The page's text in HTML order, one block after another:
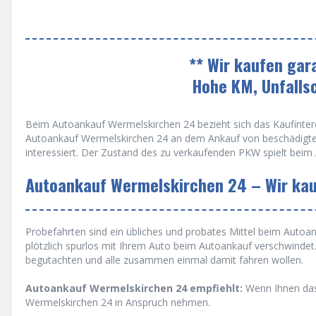
** Wir kaufen
Hohe KM,
Beim Autoankauf Wermelskirchen 24 bezieht sich das
Autoankauf Wermelskirchen 24 an dem Ankauf von
interessiert. Der Zustand des zu verkaufenden PKW spielt
Autoankauf Wermelskirchen 24 – Wir
Probefahrten sind ein übliches und probates Mittel beim
plötzlich spurlos mit Ihrem Auto beim Autoankauf
begutachten und alle zusammen einmal damit fahren wollen.
Autoankauf Wermelskirchen 24 empfiehlt: Wenn Ihnen
Wermelskirchen 24 in Anspruch nehmen.